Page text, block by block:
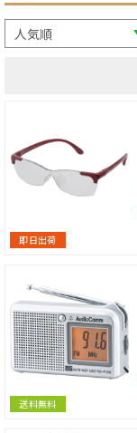
即日出荷
送料無料